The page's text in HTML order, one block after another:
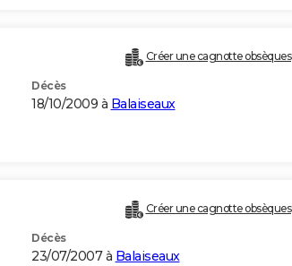
Créer une cagnotte obsèques
Décès
18/10/2009 à Balaiseaux
Créer une cagnotte obsèques
Décès
23/07/2007 à Balaiseaux